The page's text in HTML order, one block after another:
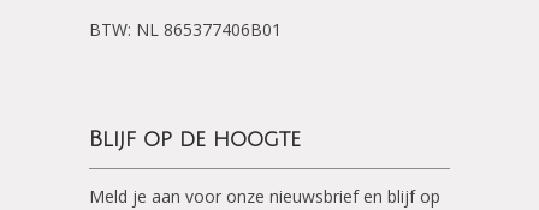
BTW: NL 865377406B01
Blijf op de hoogte
Meld je aan voor onze nieuwsbrief en blijf op